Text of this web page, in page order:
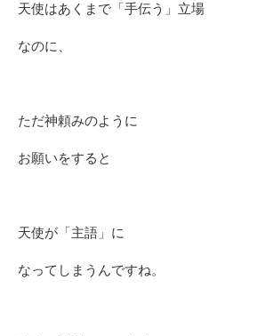
天使はあくまで「手伝う」立場
なのに、
ただ神頼みのように
お願いをすると
天使が「主語」に
なってしまうんですね。